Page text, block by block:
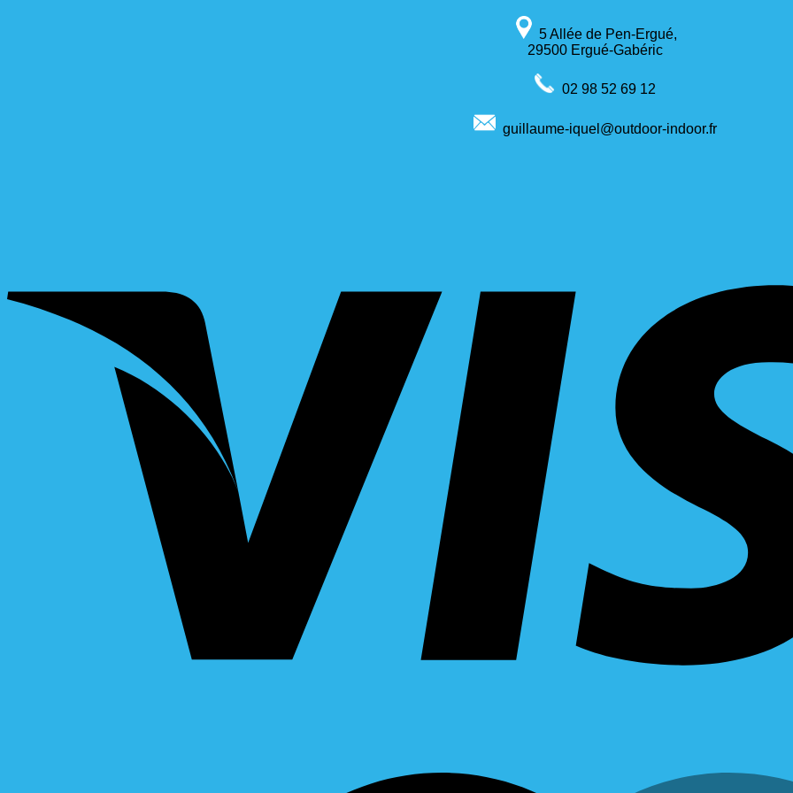
5 Allée de Pen-Ergué,
29500 Ergué-Gabéric
02 98 52 69 12
guillaume-iquel@outdoor-indoor.fr